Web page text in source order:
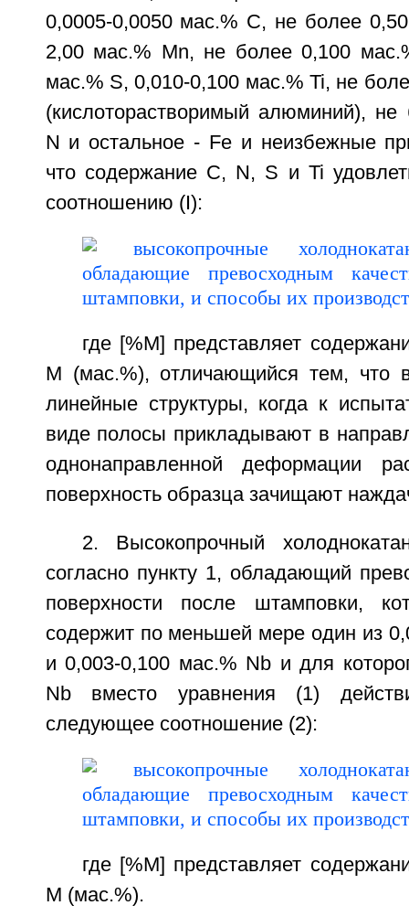
0,0005-0,0050 мас.% С, не более
2,00 мас.% Mn, не более 0,100
мас.% S, 0,010-0,100 мас.% Ti, не
(кислоторастворимый алюминий),
N и остальное - Fe и неизбежные
что содержание С, N, S и Ti
соотношению (I):
где [%М] представляет
М (мас.%), отличающийся тем, что в
линейные структуры, когда к
виде полосы прикладывают в
однонаправленной деформации
поверхность образца зачищают
2. Высокопрочный
согласно пункту 1, обладающий
поверхности после штамповки,
содержит по меньшей мере один из
и 0,003-0,100 мас.% Nb и для
Nb вместо уравнения (1)
следующее соотношение (2):
где [%М] представляет
М (мас.%).